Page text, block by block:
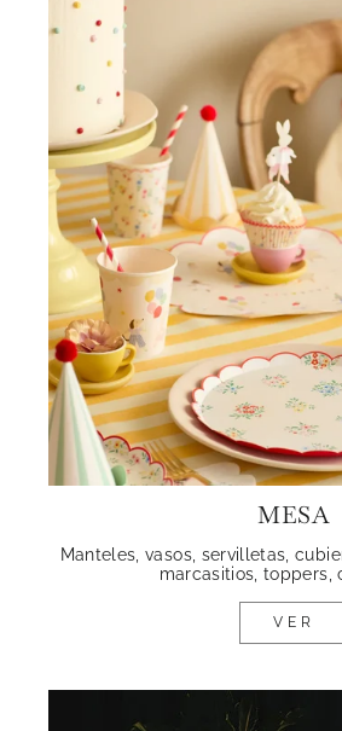
MESA
Manteles, vasos, servilletas,
marcasitios, toppers,
VER